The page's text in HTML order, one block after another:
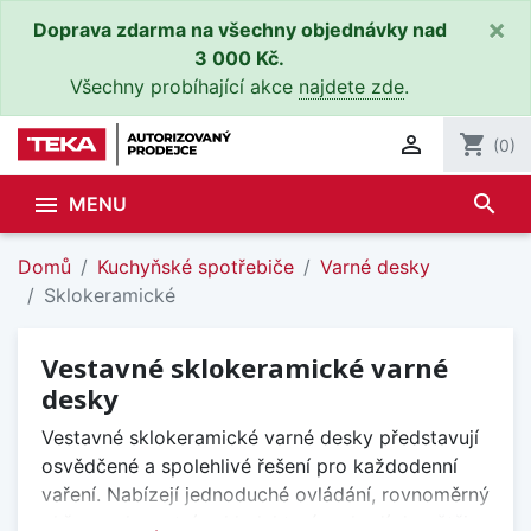
Doprava zdarma na všechny objednávky nad
3 000 Kč.
Všechny probíhající akce najdete zde.
×
 shopping_cart (0)
 MENU search
Domů Kuchyňské spotřebiče
Varné desky
Sklokeramické
Vestavné sklokeramické varné
desky
Vestavné sklokeramické varné desky představují
osvědčené a spolehlivé řešení pro každodenní
vaření. Nabízejí jednoduché ovládání, rovnoměrný